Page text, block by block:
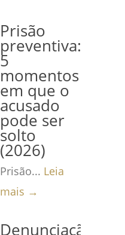
Prisão
preventiva:
5
momentos
em que o
acusado
pode ser
solto
(2026)
Prisão... Leia
mais →
Denunciação